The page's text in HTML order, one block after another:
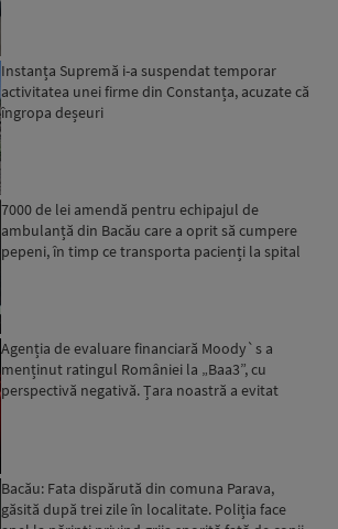
Instanța Supremă i-a suspendat temporar
activitatea unei firme din Constanța, acuzate că
îngropa deșeuri
7000 de lei amendă pentru echipajul de
ambulanță din Bacău care a oprit să cumpere
pepeni, în timp ce transporta pacienți la spital
Agenția de evaluare financiară Moody`s a
menținut ratingul României la „Baa3”, cu
perspectivă negativă. Țara noastră a evitat
Bacău: Fata dispărută din comuna Parava,
găsită după trei zile în localitate. Poliția face